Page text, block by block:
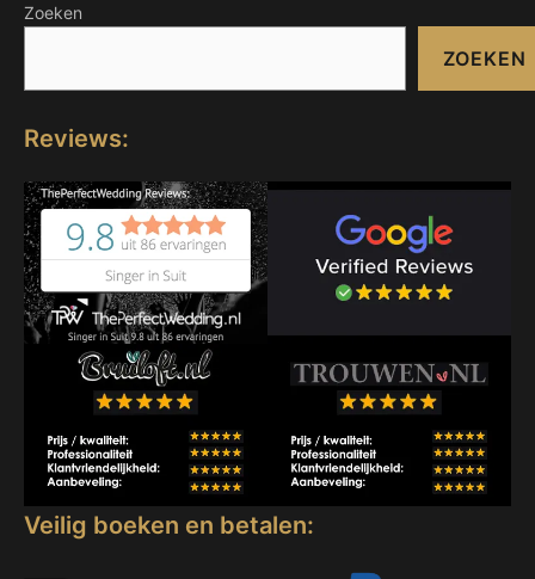
Zoeken
ZOEKEN
Reviews:
Veilig boeken en betalen: